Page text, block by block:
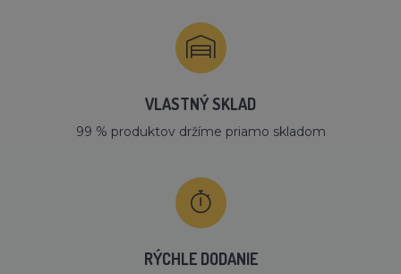
VLASTNÝ SKLAD
99 % produktov držíme priamo skladom
RÝCHLE DODANIE